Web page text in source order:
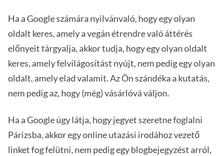
Ha a Google számára nyilvánvaló, hogy egy olyan
oldalt keres, amely a vegán étrendre való áttérés
előnyeit tárgyalja, akkor tudja, hogy egy olyan oldalt
keres, amely felvilágosítást nyújt, nem pedig egy olyan
oldalt, amely elad valamit. Az Ön szándéka a kutatás,
nem pedig az, hogy (még) vásárlóvá váljon.
Ha a Google úgy látja, hogy jegyet szeretne foglalni
Párizsba, akkor egy online utazási irodához vezető
linket fog felütni, nem pedig egy blogbejegyzést arról,